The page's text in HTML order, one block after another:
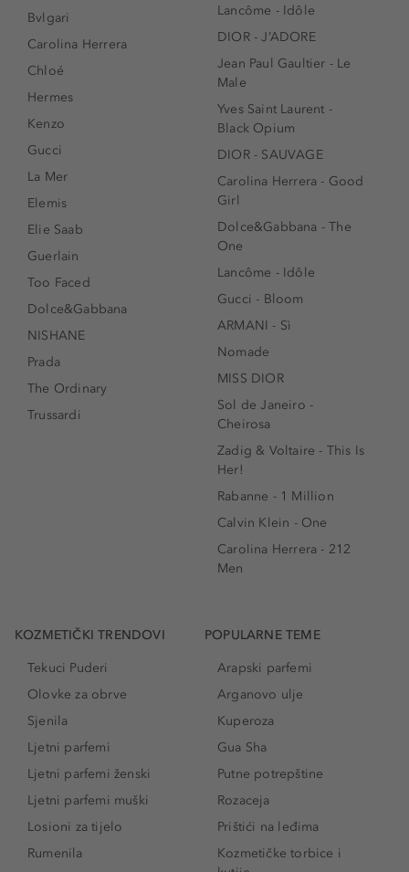
Bvlgari
Carolina Herrera
Chloé
Hermes
Kenzo
Gucci
La Mer
Elemis
Elie Saab
Guerlain
Too Faced
Dolce&Gabbana
NISHANE
Prada
The Ordinary
Trussardi
Lancôme - Idôle
DIOR - J’ADORE
Jean Paul Gaultier - Le
Male
Yves Saint Laurent -
Black Opium
DIOR - SAUVAGE
Carolina Herrera - Good
Girl
Dolce&Gabbana - The
One
Lancôme - Idôle
Gucci - Bloom
ARMANI - Sì
Nomade
MISS DIOR
Sol de Janeiro -
Cheirosa
Zadig & Voltaire - This Is
Her!
Rabanne - 1 Million
Calvin Klein - One
Carolina Herrera - 212
Men
KOZMETIČKI TRENDOVI
Tekuci Puderi
Olovke za obrve
Sjenila
Ljetni parfemi
Ljetni parfemi ženski
Ljetni parfemi muški
Losioni za tijelo
Rumenila
POPULARNE TEME
Arapski parfemi
Arganovo ulje
Kuperoza
Gua Sha
Putne potrepštine
Rozaceja
Prištići na leđima
Kozmetičke torbice i